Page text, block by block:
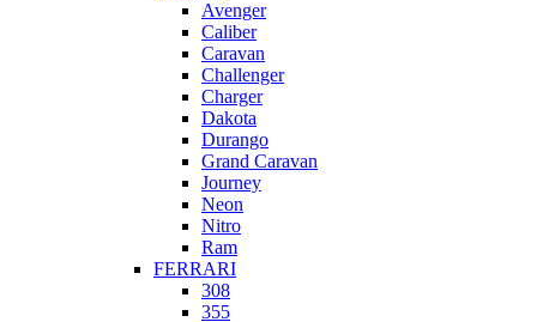
Avenger
Caliber
Caravan
Challenger
Charger
Dakota
Durango
Grand Caravan
Journey
Neon
Nitro
Ram
FERRARI
308
355